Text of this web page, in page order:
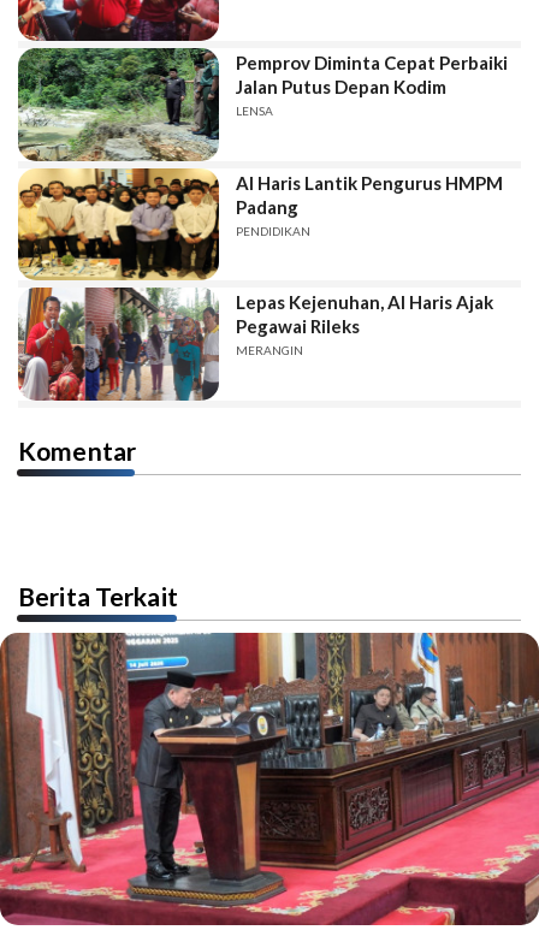
Pemprov Diminta Cepat Perbaiki
Jalan Putus Depan Kodim
LENSA
Al Haris Lantik Pengurus HMPM
Padang
PENDIDIKAN
Lepas Kejenuhan, Al Haris Ajak
Pegawai Rileks
MERANGIN
Komentar
Berita Terkait